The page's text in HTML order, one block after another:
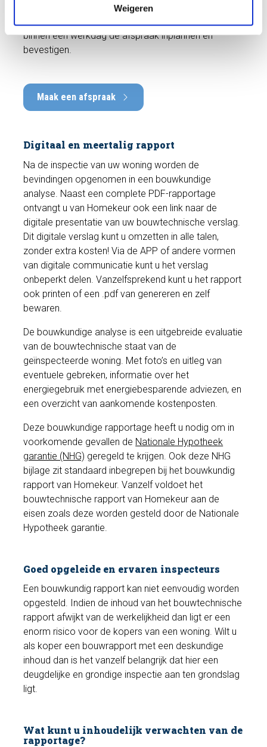
Weigeren
085-0653675of vraag de keuring aan via
binnen één werkdag de afspraak inplannen en
bevestigen.
Maak een afspraak
Digitaal en meertalig rapport
Na de inspectie van uw woning worden de
bevindingen opgenomen in een bouwkundige
analyse. Naast een complete PDF-rapportage
ontvangt u van Homekeur ook een link naar de
digitale presentatie van uw bouwtechnische verslag.
Dit digitale verslag kunt u omzetten in alle talen,
zonder extra kosten! Via de APP of andere vormen
van digitale communicatie kunt u het verslag
onbeperkt delen. Vanzelfsprekend kunt u het rapport
ook printen of een .pdf van genereren en zelf
bewaren.
De bouwkundige analyse is een uitgebreide evaluatie
van de bouwtechnische staat van de
geïnspecteerde woning. Met foto’s en uitleg van
eventuele gebreken, informatie over het
energiegebruik met energiebesparende adviezen, en
een overzicht van aankomende kostenposten.
Deze bouwkundige rapportage heeft u nodig om in
voorkomende gevallen de Nationale Hypotheek
garantie (NHG) geregeld te krijgen. Ook deze NHG
bijlage zit standaard inbegrepen bij het bouwkundig
rapport van Homekeur. Vanzelf voldoet het
bouwtechnische rapport van Homekeur aan de
eisen zoals deze worden gesteld door de Nationale
Hypotheek garantie.
Goed opgeleide en ervaren inspecteurs
Een bouwkundig rapport kan niet eenvoudig worden
opgesteld. Indien de inhoud van het bouwtechnische
rapport afwijkt van de werkelijkheid dan ligt er een
enorm risico voor de kopers van een woning. Wilt u
als koper een bouwrapport met een deskundige
inhoud dan is het vanzelf belangrijk dat hier een
deugdelijke en grondige inspectie aan ten grondslag
ligt.
Wat kunt u inhoudelijk verwachten van de
rapportage?